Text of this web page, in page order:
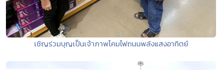
เชิญร่วมบุญเป็นเจ้าภาพโคมไฟถนนพลังแสงอาทิตย์